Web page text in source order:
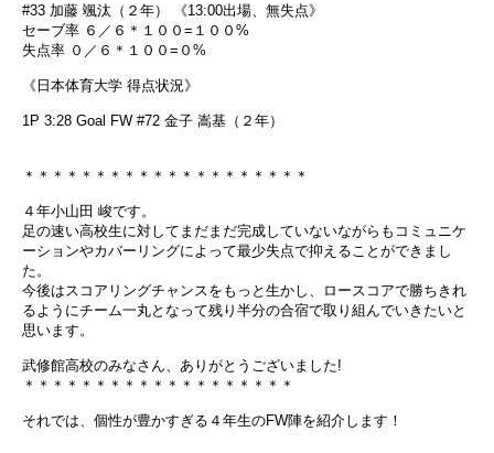
#33 加藤 颯汰（２年） 《13:00出場、無失点》
セーブ率 ６／６＊１００=１００%
失点率 ０／６＊１００=０%
《日本体育大学 得点状況》
1P 3:28 Goal FW #72 金子 嵩基（２年）
＊＊＊＊＊＊＊＊＊＊＊＊＊＊＊＊＊＊＊＊
４年小山田 峻です。
足の速い高校生に対してまだまだ完成していないながらもコミュニケ
ーションやカバーリングによって最少失点で抑えることができまし
た。
今後はスコアリングチャンスをもっと生かし、ロースコアで勝ちきれ
るようにチーム一丸となって残り半分の合宿で取り組んでいきたいと
思います。
武修館高校のみなさん、ありがとうございました!
＊＊＊＊＊＊＊＊＊＊＊＊＊＊＊＊＊＊＊
それでは、個性が豊かすぎる４年生のFW陣を紹介します！